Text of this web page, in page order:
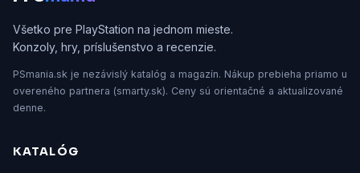
Všetko pre PlayStation na jednom mieste.
Konzoly, hry, príslušenstvo a recenzie.
PSmania.sk je nezávislý katalóg a magazín. Nákup prebieha priamo u
overeného partnera (smarty.sk). Ceny sú orientačné a aktualizované
denne.
KATALÓG